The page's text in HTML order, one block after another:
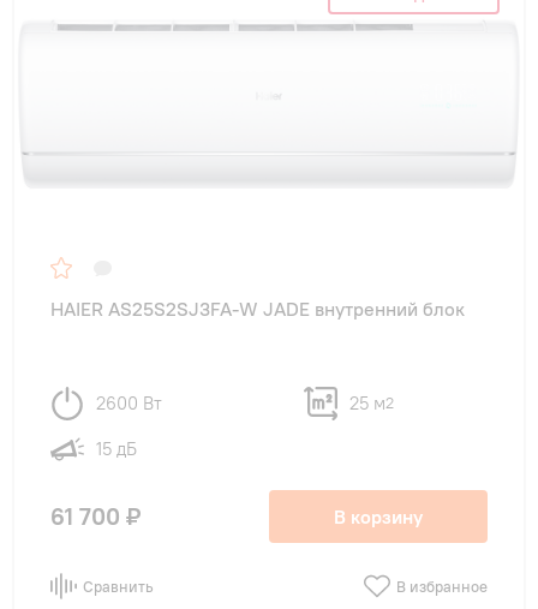
HAIER AS25S2SJ3FA-W JADE внутренний блок
2600 Вт 25 м2
15 дБ
61 700 ₽ В корзину
Сравнить В избранное